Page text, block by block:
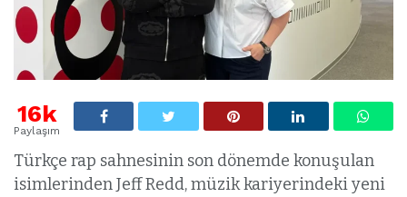
16k
Paylaşım
Türkçe rap sahnesinin son dönemde konuşulan
isimlerinden Jeff Redd, müzik kariyerindeki yeni